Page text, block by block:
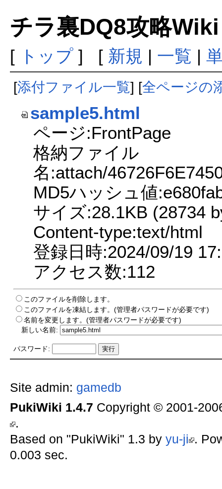
チラ裏DQ8攻略
[ トップ] [ 新規 | 一覧 |
[添付ファイル一覧] [全ページの
sample5.html
ページ:FrontPage
格納ファイル
名:attach/
MD5ハッシュ値
サイズ:28.1KB (28734
Content-type:text/html
登録日時:2024/09/19
アクセス数:112
このファイルを削除します。
このファイルを凍結します。(管理者パスワードが必要です)
名前を変更します。(管理者パスワードが必要です)
新しい名前:
パスワード:
Site admin: gamedb
PukiWiki 1.4.7 Copyright © 2001-
.
Based on "PukiWiki" 1.3 by yu-ji .
0.003 sec.